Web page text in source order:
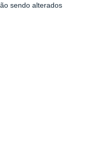
sendo alterados